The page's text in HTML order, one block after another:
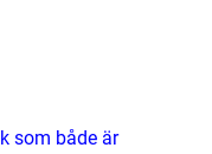
som både är